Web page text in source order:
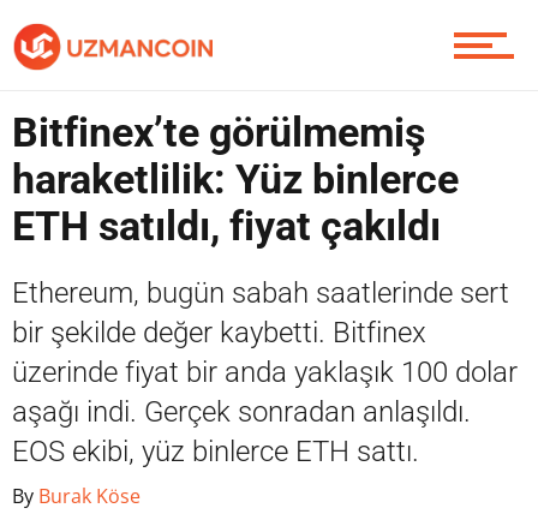
Piyasa
Soru Sor
Contact / İletişim
Bitfinex’te görülmemiş
haraketlilik: Yüz binlerce
ETH satıldı, fiyat çakıldı
Ethereum, bugün sabah saatlerinde sert
bir şekilde değer kaybetti. Bitfinex
üzerinde fiyat bir anda yaklaşık 100 dolar
aşağı indi. Gerçek sonradan anlaşıldı.
EOS ekibi, yüz binlerce ETH sattı.
By Burak Köse